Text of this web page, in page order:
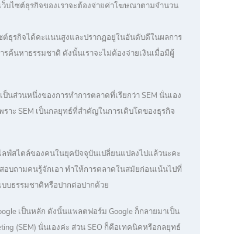
บไซต์ธุรกิจของเราจะต้องจ่ายค่าโฆษณาตามจำนวน
ซต์ธุรกิจได้คะแนนสูงและปรากฏอยู่ในอันดับดีในผลการ
ค้นหาธรรมชาติ ดังนั้นเราจะไม่ต้องจ่ายเงินเมื่อมีผู้
ป็นส่วนหนึ่งของการทำการตลาดที่เรียกว่า SEM นั่นเอง
าะ SEM เป็นกลยุทธ์ที่สำคัญในการเติบโตของธุรกิจ
ฟ์สไตล์ของคนในยุคปัจจุบันเปลี่ยนแปลงไปแล้วนะคะ
บถามคนรู้จักเอา ทำให้การตลาดในสมัยก่อนเน้นไปที่
บธรรมชาติหรือปากต่อปากด้วย
เป็นหลัก ดังนั้นแพลตฟอร์ม Google ก็กลายมาเป็น
(SEM) นั่นเองค่ะ ส่วน SEO ก็คือเทคนิคหรือกลยุทธ์